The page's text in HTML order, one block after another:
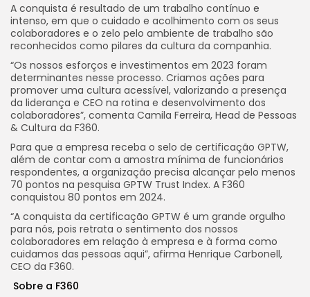
A conquista é resultado de um trabalho contínuo e
intenso, em que o cuidado e acolhimento com os seus
colaboradores e o zelo pelo ambiente de trabalho são
reconhecidos como pilares da cultura da companhia.
“Os nossos esforços e investimentos em 2023 foram
determinantes nesse processo. Criamos ações para
promover uma cultura acessível, valorizando a presença
da liderança e CEO na rotina e desenvolvimento dos
colaboradores”, comenta Camila Ferreira, Head de Pessoas
& Cultura da F360.
Para que a empresa receba o selo de certificação GPTW,
além de contar com a amostra mínima de funcionários
respondentes, a organização precisa alcançar pelo menos
70 pontos na pesquisa GPTW Trust Index. A F360
conquistou 80 pontos em 2024.
“A conquista da certificação GPTW é um grande orgulho
para nós, pois retrata o sentimento dos nossos
colaboradores em relação à empresa e à forma como
cuidamos das pessoas aqui”, afirma Henrique Carbonell,
CEO da F360.
Sobre a F360